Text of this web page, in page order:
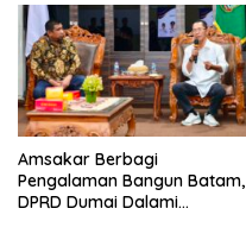
Amsakar Berbagi
Pengalaman Bangun Batam,
DPRD Dumai Dalami